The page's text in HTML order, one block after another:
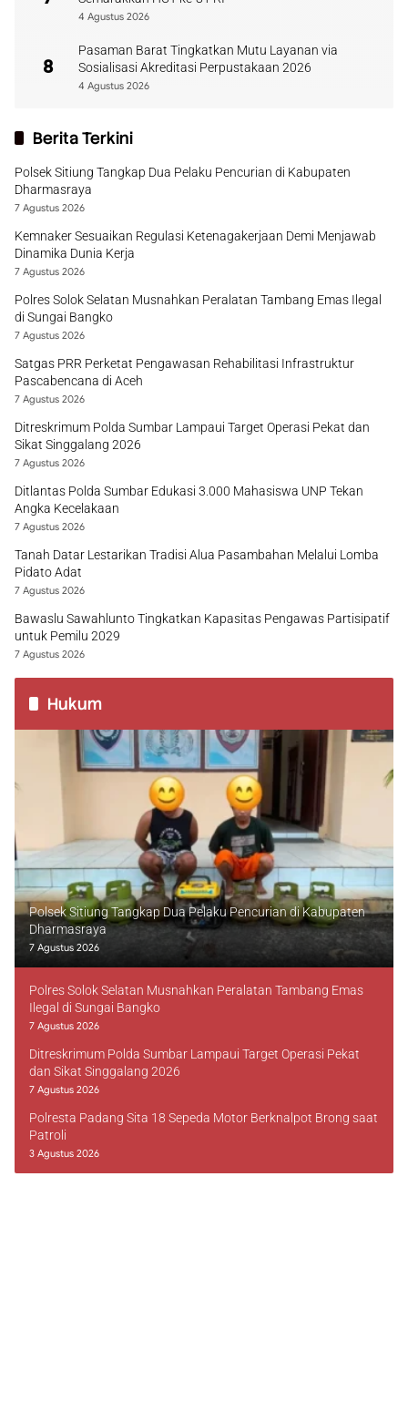
4 Agustus 2026
8
Pasaman Barat Tingkatkan Mutu Layanan via
Sosialisasi Akreditasi Perpustakaan 2026
4 Agustus 2026
Berita Terkini
Polsek Sitiung Tangkap Dua Pelaku Pencurian di Kabupaten
Dharmasraya
7 Agustus 2026
Kemnaker Sesuaikan Regulasi Ketenagakerjaan Demi Menjawab
Dinamika Dunia Kerja
7 Agustus 2026
Polres Solok Selatan Musnahkan Peralatan Tambang Emas Ilegal
di Sungai Bangko
7 Agustus 2026
Satgas PRR Perketat Pengawasan Rehabilitasi Infrastruktur
Pascabencana di Aceh
7 Agustus 2026
Ditreskrimum Polda Sumbar Lampaui Target Operasi Pekat dan
Sikat Singgalang 2026
7 Agustus 2026
Ditlantas Polda Sumbar Edukasi 3.000 Mahasiswa UNP Tekan
Angka Kecelakaan
7 Agustus 2026
Tanah Datar Lestarikan Tradisi Alua Pasambahan Melalui Lomba
Pidato Adat
7 Agustus 2026
Bawaslu Sawahlunto Tingkatkan Kapasitas Pengawas Partisipatif
untuk Pemilu 2029
7 Agustus 2026
Hukum
Polsek Sitiung Tangkap Dua Pelaku Pencurian di Kabupaten
Dharmasraya
7 Agustus 2026
Polres Solok Selatan Musnahkan Peralatan Tambang Emas
Ilegal di Sungai Bangko
7 Agustus 2026
Ditreskrimum Polda Sumbar Lampaui Target Operasi Pekat
dan Sikat Singgalang 2026
7 Agustus 2026
Polresta Padang Sita 18 Sepeda Motor Berknalpot Brong saat
Patroli
3 Agustus 2026